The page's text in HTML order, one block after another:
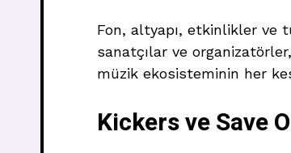
Fon, altyapı, etkinlikler ve
sanatçılar ve
müzik ekosisteminin her
Kickers ve Save